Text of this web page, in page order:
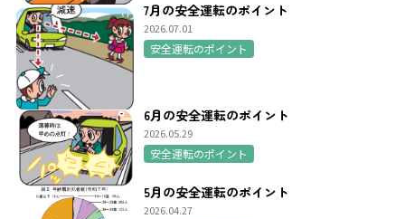
7月の安全運転のポイント
2026.07.01
安全運転のポイント
6月の安全運転のポイント
2026.05.29
安全運転のポイント
5月の安全運転のポイント
2026.04.27